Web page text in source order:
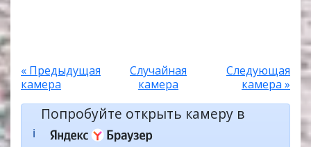
« Предыдущая
камера
Случайная
камера
Следующая
камера »
ℹ️
Попробуйте открыть камеру в